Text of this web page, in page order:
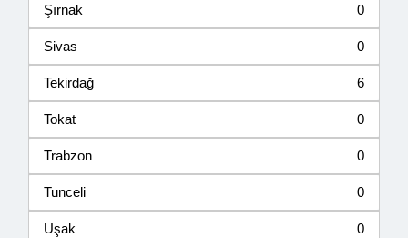
Şırnak 0
Sivas 0
Tekirdağ 6
Tokat 0
Trabzon 0
Tunceli 0
Uşak 0